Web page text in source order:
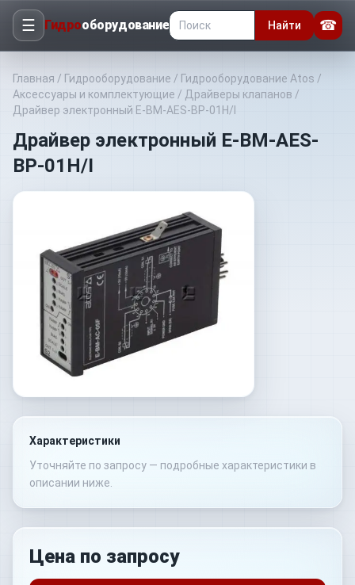
☰ Гидрооборудование Найти ☎
Главная / Гидрооборудование / Гидрооборудование Atos /
Аксессуары и комплектующие / Драйверы клапанов /
Драйвер электронный E-BM-AES-BP-01H/I
Драйвер электронный E-BM-AES-
BP-01H/I
Характеристики
Уточняйте по запросу — подробные характеристики в
описании ниже.
Цена по запросу